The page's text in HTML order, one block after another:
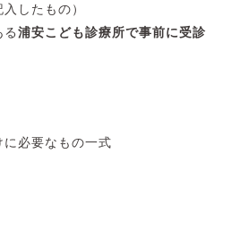
したもの）
浦安こども診療所で事前に受診
必要なもの一式